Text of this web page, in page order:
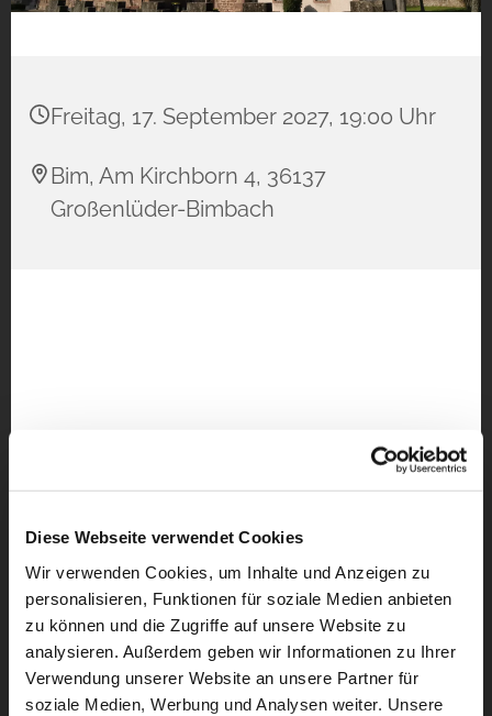
Diese Webseite verwendet Cookies
Wir verwenden Cookies, um Inhalte und Anzeigen zu
personalisieren, Funktionen für soziale Medien anbieten
zu können und die Zugriffe auf unsere Website zu
analysieren. Außerdem geben wir Informationen zu Ihrer
Verwendung unserer Website an unsere Partner für
soziale Medien, Werbung und Analysen weiter. Unsere
Freitag, 17. September 2027, 19:00 Uhr
Bim, Am Kirchborn 4, 36137
Großenlüder-Bimbach